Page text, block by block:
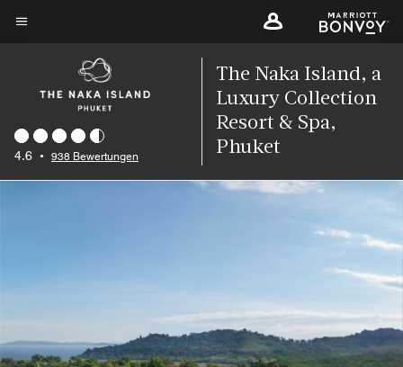
Skip
4.6 • 938 Bewertungen
The Naka Island, a
Luxury Collection
Resort & Spa,
Phuket